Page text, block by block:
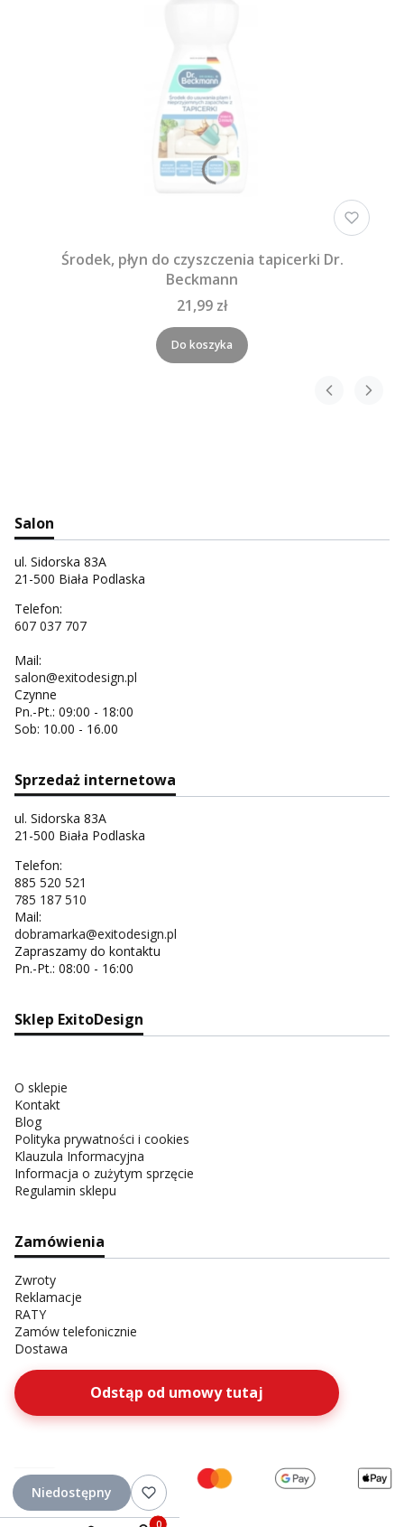
Środek, płyn do czyszczenia tapicerki Dr.
Beckmann
21,99 zł
Do koszyka
Salon
ul. Sidorska 83A
21-500 Biała Podlaska
Telefon:
607 037 707
Mail:
salon@exitodesign.pl
Czynne
Pn.-Pt.: 09:00 - 18:00
Sob: 10.00 - 16.00
Sprzedaż internetowa
ul. Sidorska 83A
21-500 Biała Podlaska
Telefon:
885 520 521
785 187 510
Mail:
dobramarka@exitodesign.pl
Zapraszamy do kontaktu
Pn.-Pt.: 08:00 - 16:00
Sklep ExitoDesign
O sklepie
Kontakt
Blog
Polityka prywatności i cookies
Klauzula Informacyjna
Informacja o zużytym sprzęcie
Regulamin sklepu
Zamówienia
Zwroty
Reklamacje
RATY
Zamów telefonicznie
Dostawa
Odstąp od umowy tutaj
Niedostępny